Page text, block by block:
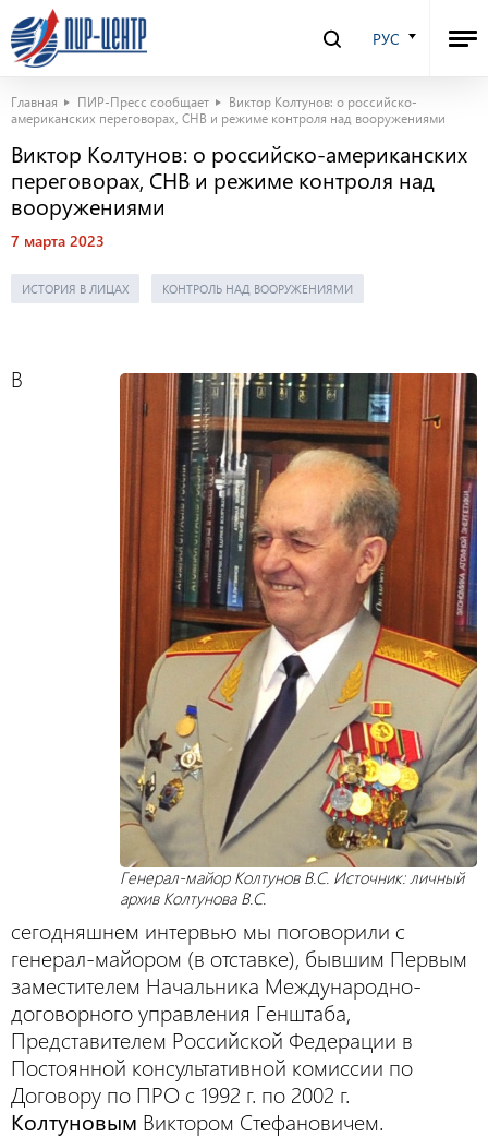
РУС
Главная ПИР-Пресс сообщает
Виктор Колтунов: о российско-
американских переговорах, СНВ и режиме контроля над вооружениями
Виктор Колтунов: о российско-американских
переговорах, СНВ и режиме контроля над
вооружениями
7 марта 2023
ИСТОРИЯ В ЛИЦАХ КОНТРОЛЬ НАД ВООРУЖЕНИЯМИ
Генерал-майор Колтунов В.С. Источник: личный
архив Колтунова В.С.
В
сегодняшнем интервью мы поговорили с
генерал-майором (в отставке), бывшим Первым
заместителем Начальника Международно-
договорного управления Генштаба,
Представителем Российской Федерации в
Постоянной консультативной комиссии по
Договору по ПРО с 1992 г. по 2002 г.
Колтуновым Виктором Стефановичем.